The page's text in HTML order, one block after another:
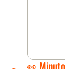
👀